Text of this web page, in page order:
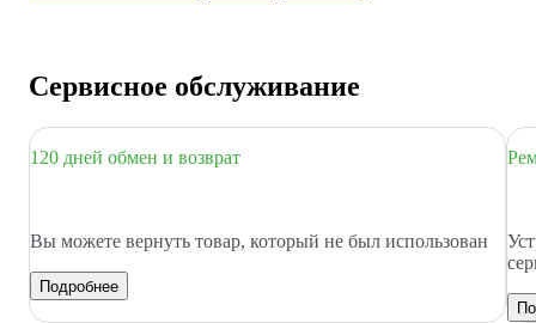
Сервисное обслуживание
120 дней обмен и возврат
Вы можете вернуть товар, который не был использован
Подробнее